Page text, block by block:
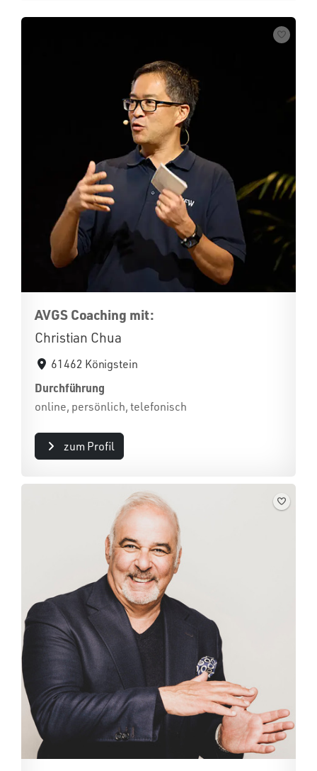
AVGS Coaching mit:
Christian Chua
61462 Königstein
Durchführung
online, persönlich, telefonisch
zum Profil